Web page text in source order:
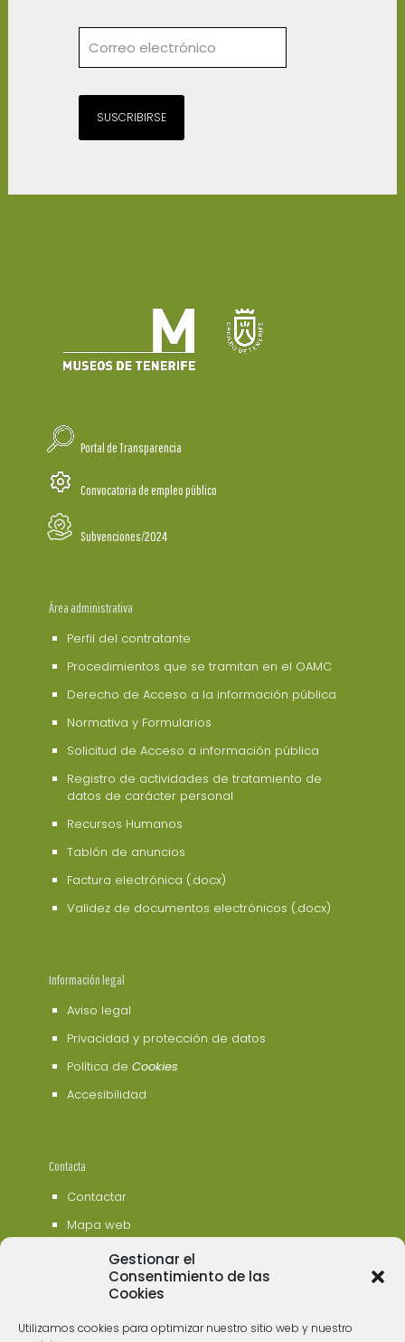
Gestionar el
Consentimiento de las
Cookies
Utilizamos cookies para optimizar nuestro sitio web y nuestro
SUSCRIBIRSE
Portal de Transparencia
Convocatoria de empleo público
Subvenciones/2024
Área administrativa
Perfil del contratante
Procedimientos que se tramitan en el OAMC
Derecho de Acceso a la información pública
Normativa y Formularios
Solicitud de Acceso a información pública
Registro de actividades de tratamiento de
datos de carácter personal
Recursos Humanos
Tablón de anuncios
Factura electrónica (.docx)
Validez de documentos electrónicos (.docx)
Información legal
Aviso legal
Privacidad y protección de datos
Política de Cookies
Accesibilidad
Contacta
Contactar
Mapa web